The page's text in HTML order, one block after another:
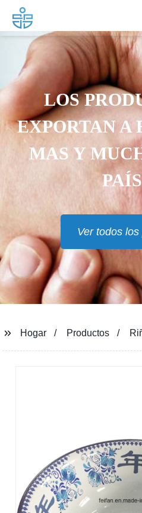
LOS
EXPORTAN A
MAS Y
Ver todos
Hogar Productos